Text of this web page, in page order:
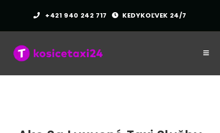
obsah
+421 940 242 717 KEDYKOĽVEK 24/7